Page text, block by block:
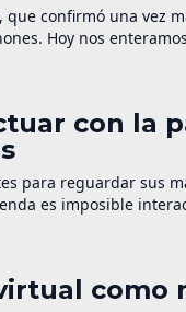
confirmó una vez
Hoy nos
con la
para reguardar sus
es imposible
para financiar una
como